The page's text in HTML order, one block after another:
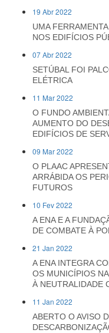
19 Abr 2022
UMA
NOS EDIFÍCIOS
07 Abr 2022
SETÚBAL FOI
ELÉTRICA
11 Mar 2022
O FUNDO
AUMENTO DO
EDIFÍCIOS DE
09 Mar 2022
O PLAAC
ARRÁBIDA OS
FUTUROS
10 Fev 2022
A ENA E A
DE COMBATE À
21 Jan 2022
A ENA INTEGRA
OS MUNICÍPIOS
À NEUTRALIDADE
11 Jan 2022
ABERTO O AVISO